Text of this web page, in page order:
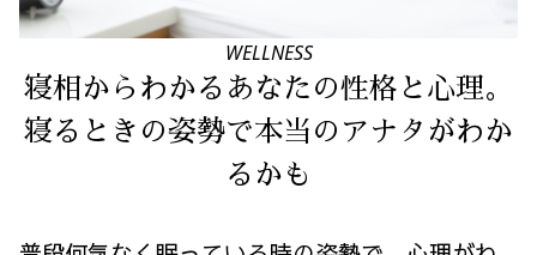
WELLNESS
寝相からわかるあなたの性格と心理。
寝るときの姿勢で本当のアナタがわか
るかも